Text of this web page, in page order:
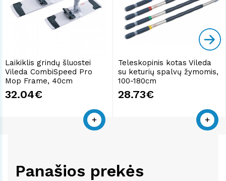
Laikiklis grindų šluostei
Vileda CombiSpeed Pro
Mop Frame, 40cm
32.04€
Teleskopinis kotas Vileda
su keturių spalvų žymomis,
100-180cm
28.73€
Panašios prekės